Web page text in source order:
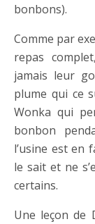
bonbons).
Comme par
repas
jamais leur
plume qui ce
Wonka qui
bonbon
l’usine est en
le sait et ne
certains.
Une leçon de